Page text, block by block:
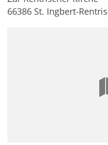
66386 St. Ingbert-